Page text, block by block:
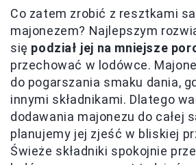
Co zatem zrobić z resztkami
majonezem? Najlepszym
się podział jej na mniejsze
przechować w lodówce.
do pogarszania smaku dania,
innymi składnikami. Dlatego
dodawania majonezu do całej
planujemy jej zjeść w bliskiej
Świeże składniki spokojnie